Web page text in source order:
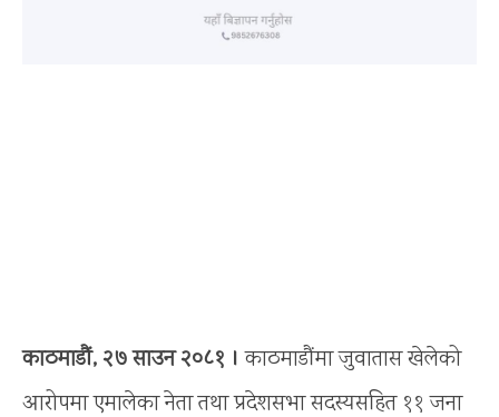
काठमाडौं, २७ साउन २०८१ । काठमाडौंमा जुवातास खेलेको
आरोपमा एमालेका नेता तथा प्रदेशसभा सदस्यसहित ११ जना